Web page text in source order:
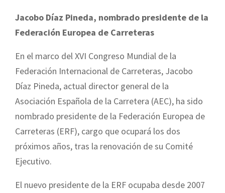
Jacobo Díaz Pineda, nombrado presidente de la
Federación Europea de Carreteras
En el marco del XVI Congreso Mundial de la
Federación Internacional de Carreteras, Jacobo
Díaz Pineda, actual director general de la
Asociación Española de la Carretera (AEC), ha sido
nombrado presidente de la Federación Europea de
Carreteras (ERF), cargo que ocupará los dos
próximos años, tras la renovación de su Comité
Ejecutivo.
El nuevo presidente de la ERF ocupaba desde 2007